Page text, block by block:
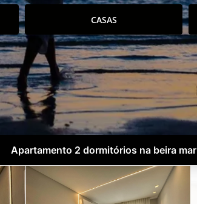
CASAS
Apartamento 2 dormitórios na beira mar